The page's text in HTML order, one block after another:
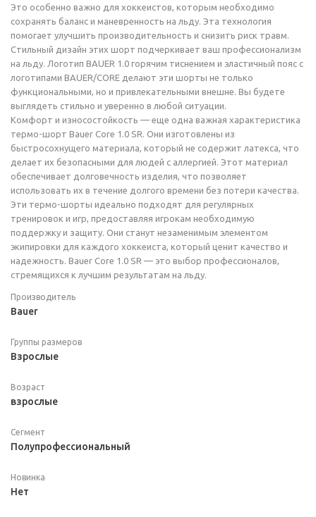
Это особенно важно для хоккеистов, которым необходимо
сохранять баланс и маневренность на льду. Эта технология
помогает улучшить производительность и снизить риск травм.
Стильный дизайн этих шорт подчеркивает ваш профессионализм
на льду. Логотип BAUER 1.0 горячим тиснением и эластичный пояс с
логотипами BAUER/CORE делают эти шорты не только
функциональными, но и привлекательными внешне. Вы будете
выглядеть стильно и уверенно в любой ситуации.
Комфорт и износостойкость — еще одна важная характеристика
термо-шорт Bauer Core 1.0 SR. Они изготовлены из
быстросохнущего материала, который не содержит латекса, что
делает их безопасными для людей с аллергией. Этот материал
обеспечивает долговечность изделия, что позволяет
использовать их в течение долгого времени без потери качества.
Эти термо-шорты идеально подходят для регулярных
тренировок и игр, предоставляя игрокам необходимую
поддержку и защиту. Они станут незаменимым элементом
экипировки для каждого хоккеиста, который ценит качество и
надежность. Bauer Core 1.0 SR — это выбор профессионалов,
стремящихся к лучшим результатам на льду.
Производитель
Bauer
Группы размеров
Взрослые
Возраст
взрослые
Сегмент
Полупрофессиональный
Новинка
Нет